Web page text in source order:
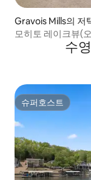
Gravois Mills의 저
모히토 레이크뷰(
수
슈퍼호스트
슈퍼호스트